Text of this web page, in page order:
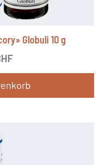
Globuli 10 g